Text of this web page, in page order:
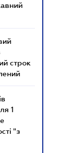
строк
1
"з